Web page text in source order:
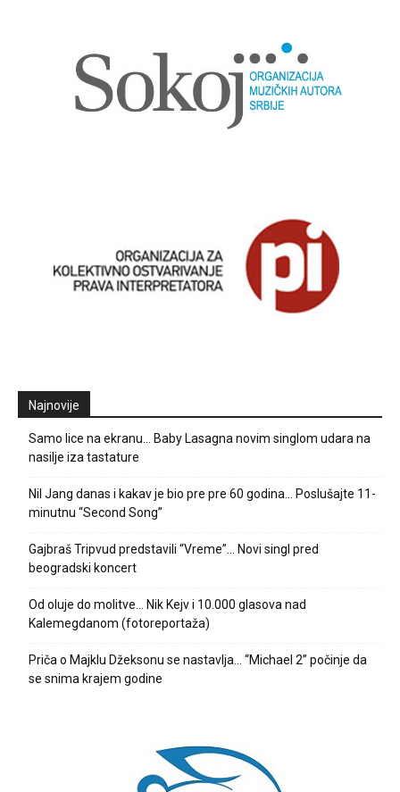
Najnovije
Samo lice na ekranu… Baby Lasagna novim singlom udara na
nasilje iza tastature
Nil Jang danas i kakav je bio pre pre 60 godina… Poslušajte 11-
minutnu “Second Song”
Gajbraš Tripvud predstavili “Vreme”… Novi singl pred
beogradski koncert
Od oluje do molitve… Nik Kejv i 10.000 glasova nad
Kalemegdanom (fotoreportaža)
Priča o Majklu Džeksonu se nastavlja… “Michael 2” počinje da
se snima krajem godine